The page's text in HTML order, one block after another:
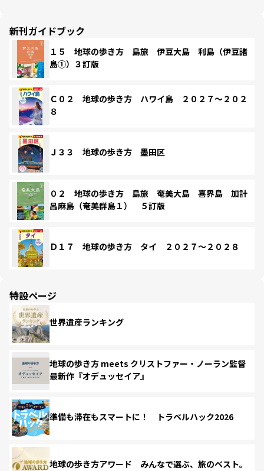
新刊ガイドブック
１５ 地球の歩き方 島旅 伊豆大島 利島（伊豆諸
島①）３訂版
Ｃ０２ 地球の歩き方 ハワイ島 ２０２７～２０２
８
Ｊ３３ 地球の歩き方 墨田区
０２ 地球の歩き方 島旅 奄美大島 喜界島 加計
呂麻島（奄美群島１） ５訂版
Ｄ１７ 地球の歩き方 タイ ２０２７～２０２８
特設ページ
世界遺産ランキング
地球の歩き方 meets クリストファー・ノーラン監督
最新作『オデュッセイア』
準備も滞在もスマートに！ トラベルハック2026
地球の歩き方アワード みんなで選ぶ、旅のベスト。